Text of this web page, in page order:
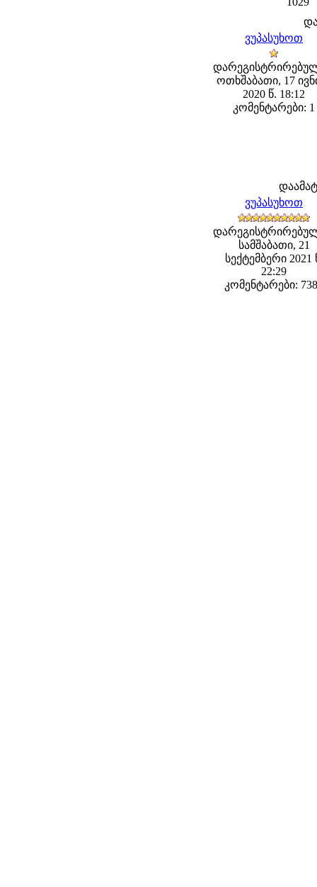
ვუპასუხოთ
ოთხშაბათი, 17
2020 წ. 18:12
კომენტარები: 1
ვუპასუხოთ
სამშაბათი, 21
სექტემბერი 2021
22:29
კომენტარები: